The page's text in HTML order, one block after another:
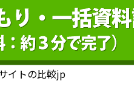
イトの比較jp